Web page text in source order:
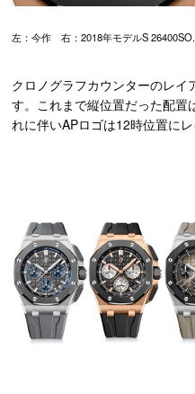
左：今作 右：2018年モデルS
クロノグラフカウンターのレイ
す。これまで縦位置だった配置
れに伴いAPロゴは12時位置にレ